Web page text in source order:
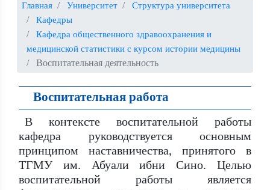
Главная Университет
Структура университета
Кафедры
Кафедра общественного здравоохранения и
медицинской статистики с курсом истории медицины
Воспитательная деятельность
Воспитательная работа
В контексте воспитательной работы
кафедра руководствуется основным
принципом наставничества, принятого в
ТГМУ им. Абуали ибни Сино. Целью
воспитательной работы является